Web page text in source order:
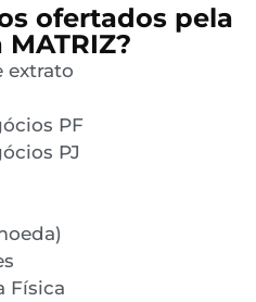
ofertados pela
extrato
PF
PJ
Física